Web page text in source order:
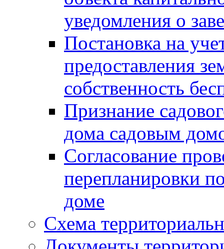
уведомления о
Постановка на
предоставления
собственность
Признание
дома садовым
Согласование
перепланировки
доме
Схема